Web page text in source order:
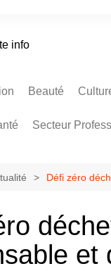
Beauté
Secteur
Défi zéro
et